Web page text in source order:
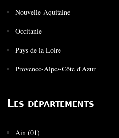
Nouvelle-Aquitaine
Occitanie
Pays de la Loire
Provence-Alpes-Côte d'Azur
Les départements
Ain (01)